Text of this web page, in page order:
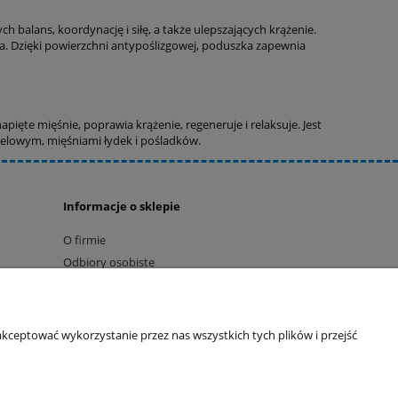
balans, koordynację i siłę, a także ulepszających krążenie.
Dzięki powierzchni antypoślizgowej, poduszka zapewnia
mięśnie, poprawia krążenie, regeneruje i relaksuje. Jest
mięśniami łydek i pośladków.
Informacje o sklepie
O firmie
Odbiory osobiste
wykorzystanie przez nas wszystkich tych plików i przejść